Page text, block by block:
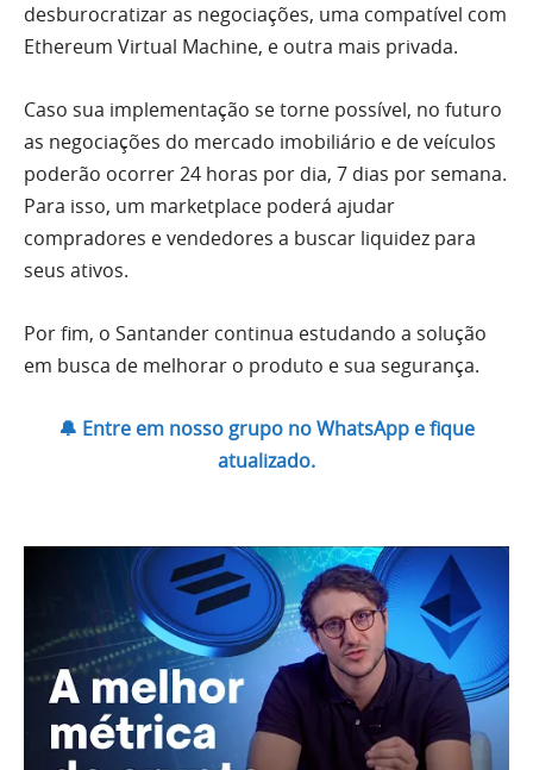
desburocratizar as negociações, uma compatível com
Ethereum Virtual Machine, e outra mais privada.
Caso sua implementação se torne possível, no futuro
as negociações do mercado imobiliário e de veículos
poderão ocorrer 24 horas por dia, 7 dias por semana.
Para isso, um marketplace poderá ajudar
compradores e vendedores a buscar liquidez para
seus ativos.
Por fim, o Santander continua estudando a solução
em busca de melhorar o produto e sua segurança.
🔔 Entre em nosso grupo no WhatsApp e fique
atualizado.